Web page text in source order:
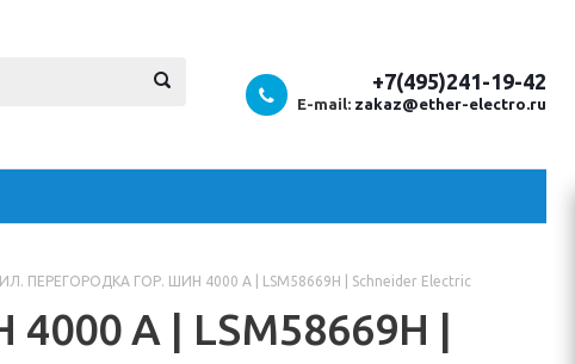
+7(495)241-19-42
E-mail: zakaz@ether-electro.ru
ПЕРЕГОРОДКА ГОР. ШИН 4000 А | LSM58669H | Schneider Electric
А | LSM58669H |